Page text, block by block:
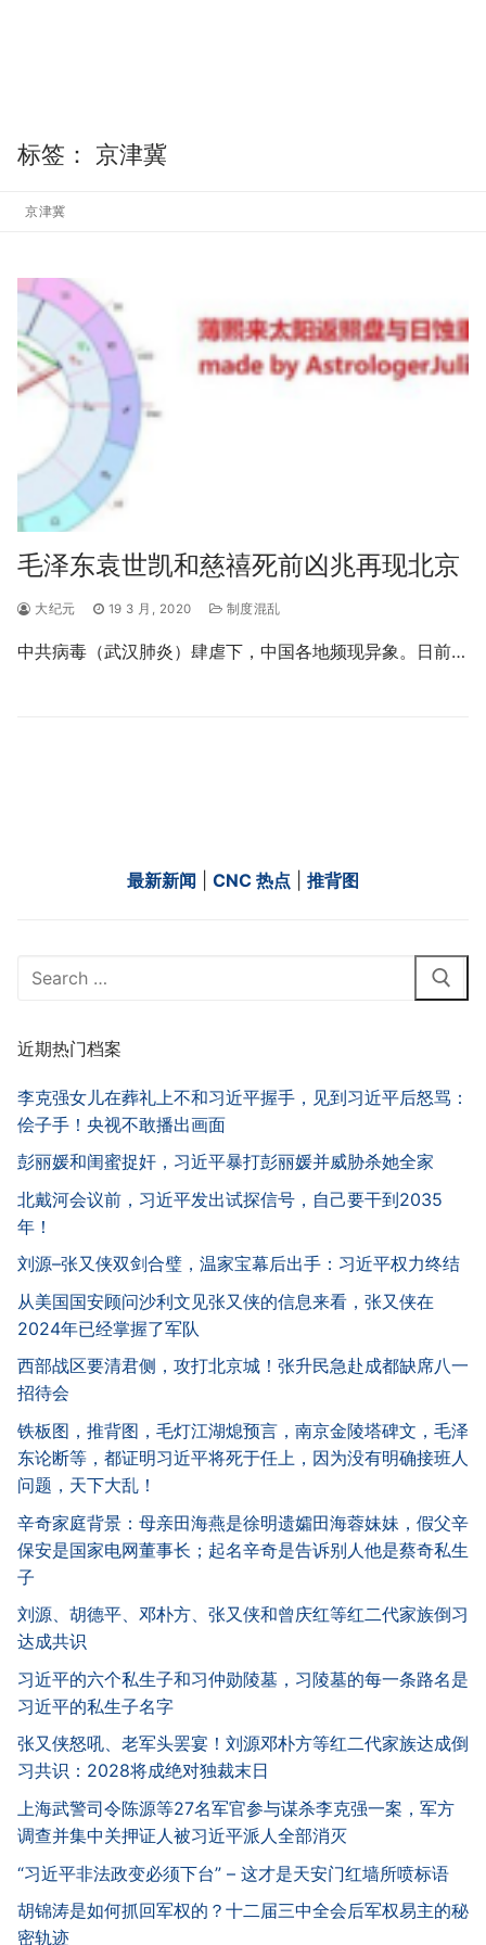
标签： 京津冀
京津冀
毛泽东袁世凯和慈禧死前凶兆再现北京
大纪元 19 3 月, 2020 制度混乱
中共病毒（武汉肺炎）肆虐下，中国各地频现异象。日前…
最新新闻 CNC 热点 推背图
Search
近期热门档案
李克强女儿在葬礼上不和习近平握手，见到习近平后怒骂：
侩子手！央视不敢播出画面
彭丽媛和闺蜜捉奸，习近平暴打彭丽媛并威胁杀她全家
北戴河会议前，习近平发出试探信号，自己要干到2035
年！
刘源–张又侠双剑合璧，温家宝幕后出手：习近平权力终结
从美国国安顾问沙利文见张又侠的信息来看，张又侠在
2024年已经掌握了军队
西部战区要清君侧，攻打北京城！张升民急赴成都缺席八一
招待会
铁板图，推背图，毛灯江湖熄预言，南京金陵塔碑文，毛泽
东论断等，都证明习近平将死于任上，因为没有明确接班人
问题，天下大乱！
辛奇家庭背景：母亲田海燕是徐明遗孀田海蓉妹妹，假父辛
保安是国家电网董事长；起名辛奇是告诉别人他是蔡奇私生
子
刘源、胡德平、邓朴方、张又侠和曾庆红等红二代家族倒习
达成共识
习近平的六个私生子和习仲勋陵墓，习陵墓的每一条路名是
习近平的私生子名字
张又侠怒吼、老军头罢宴！刘源邓朴方等红二代家族达成倒
习共识：2028将成绝对独裁末日
上海武警司令陈源等27名军官参与谋杀李克强一案，军方
调查并集中关押证人被习近平派人全部消灭
“习近平非法政变必须下台” – 这才是天安门红墙所喷标语
胡锦涛是如何抓回军权的？十二届三中全会后军权易主的秘
密轨迹